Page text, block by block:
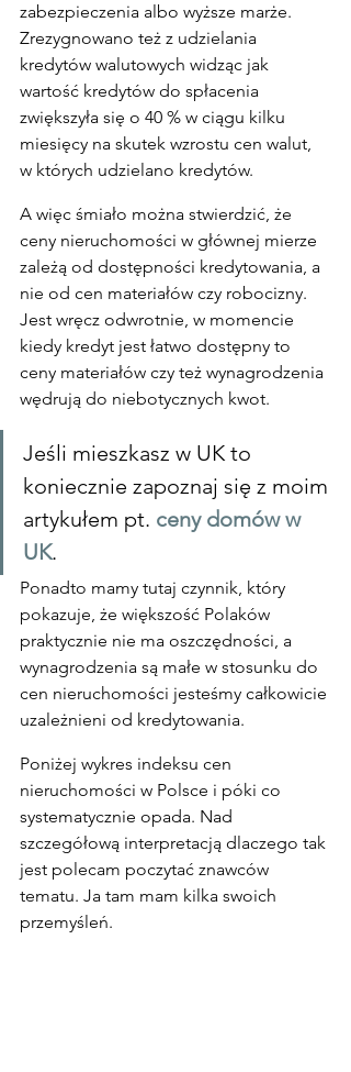
zabezpieczenia albo wyższe marże.
Zrezygnowano też z udzielania
kredytów walutowych widząc jak
wartość kredytów do spłacenia
zwiększyła się o 40 % w ciągu kilku
miesięcy na skutek wzrostu cen walut,
w których udzielano kredytów.
A więc śmiało można stwierdzić, że
ceny nieruchomości w głównej mierze
zależą od dostępności kredytowania, a
nie od cen materiałów czy robocizny.
Jest wręcz odwrotnie, w momencie
kiedy kredyt jest łatwo dostępny to
ceny materiałów czy też wynagrodzenia
wędrują do niebotycznych kwot.
Jeśli mieszkasz w UK to
koniecznie zapoznaj się z moim
artykułem pt. ceny domów w
UK.
Ponadto mamy tutaj czynnik, który
pokazuje, że większość Polaków
praktycznie nie ma oszczędności, a
wynagrodzenia są małe w stosunku do
cen nieruchomości jesteśmy całkowicie
uzależnieni od kredytowania.
Poniżej wykres indeksu cen
nieruchomości w Polsce i póki co
systematycznie opada. Nad
szczegółową interpretacją dlaczego tak
jest polecam poczytać znawców
tematu. Ja tam mam kilka swoich
przemyśleń.